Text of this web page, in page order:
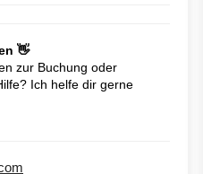
👋
zur Buchung oder
Ich helfe dir gerne